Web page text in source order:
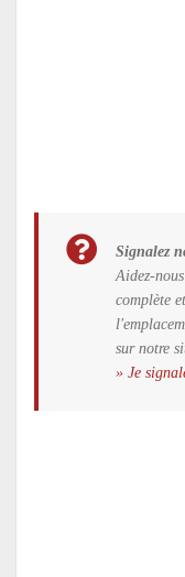
Signalez
Aidez-
complète
sur notre
» Je